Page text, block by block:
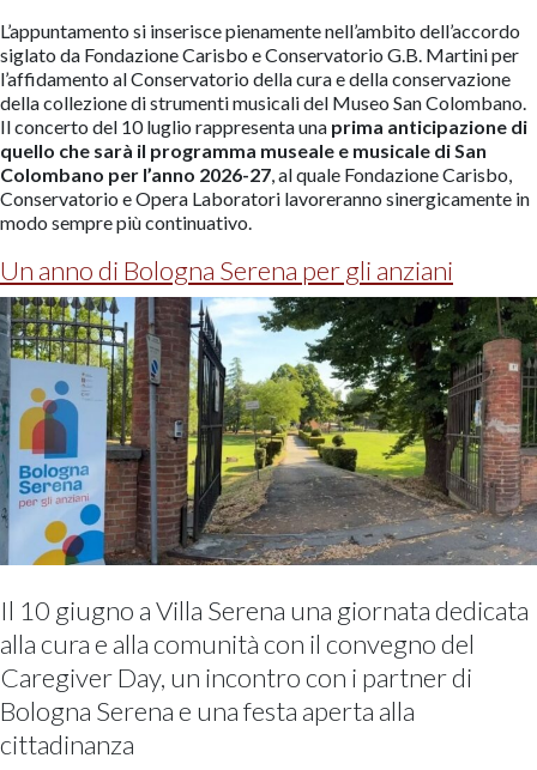
L’appuntamento si inserisce pienamente nell’ambito dell’accordo
siglato da Fondazione Carisbo e Conservatorio G.B. Martini per
l’affidamento al Conservatorio della cura e della conservazione
della collezione di strumenti musicali del Museo San Colombano.
Il concerto del 10 luglio rappresenta una prima anticipazione di
quello che sarà il programma museale e musicale di San
Colombano per l’anno 2026-27, al quale Fondazione Carisbo,
Conservatorio e Opera Laboratori lavoreranno sinergicamente in
modo sempre più continuativo.
Un anno di Bologna Serena per gli anziani
Il 10 giugno a Villa Serena una giornata dedicata
alla cura e alla comunità con il convegno del
Caregiver Day, un incontro con i partner di
Bologna Serena e una festa aperta alla
cittadinanza